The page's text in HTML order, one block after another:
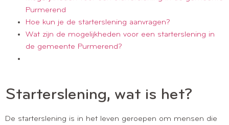
Purmerend
Hoe kun je de starterslening aanvragen?
Wat zijn de mogelijkheden voor een starterslening in
de gemeente Purmerend?
Starterslening, wat is het?
De starterslening is in het leven geroepen om mensen die